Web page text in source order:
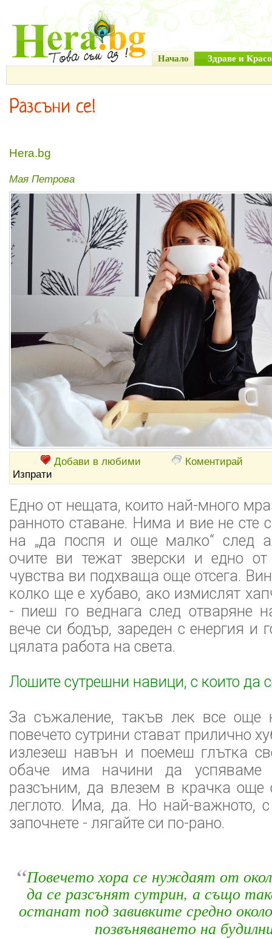
Начало Здраве и
Разсъни се!
Hera.bg
Мая Петрова
Добави в любими
Коментирай
Изпрати
Едно от нещата, които най-много
ранното ставане. Нима и вие не сте
на „да поспя и още малко“ след
очите ви тежат зверски и едно от
чувства ви подхваща още отсега.
колко ще е хубаво, ако измислят
- пиеш го веднага след отваряне
вече си бодър, зареден с енергия и
цялата работа на света.
Лошите сутрешни навици, с които да
За съжаление, такъв лек все още
повечето сутрини стават прилично
излезеш навън и поемеш глътка
обаче има начини да успяваме
разсъним, да влезем в крачка още
леглото. Има, да. Но най-важното,
започнете - лягайте си по-рано.
“Повечето хора се нуждаят от
да се разсънят сутрин, а също
останат под завивките средно
позвъняването на